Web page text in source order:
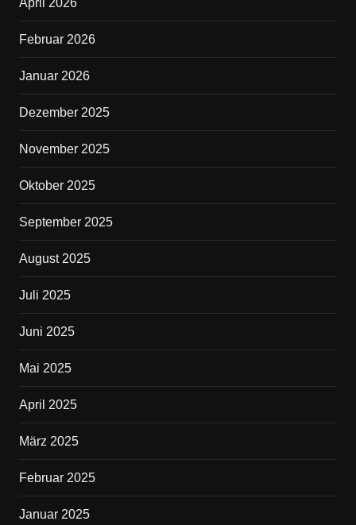
o
o
k
Februar 2026
Januar 2026
Dezember 2025
November 2025
Oktober 2025
September 2025
August 2025
Juli 2025
Juni 2025
Mai 2025
April 2025
März 2025
Februar 2025
Januar 2025